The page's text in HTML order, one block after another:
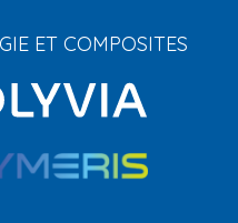
ET COMPOSITES